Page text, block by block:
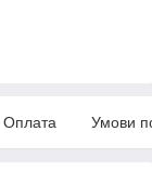
Оплата Умови